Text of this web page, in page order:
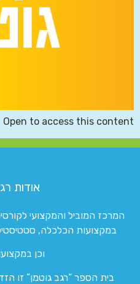
Open to access this content
אודות
במקצועות הכלכלה,
וכן
בית הספר “רגב גוטמן” זו